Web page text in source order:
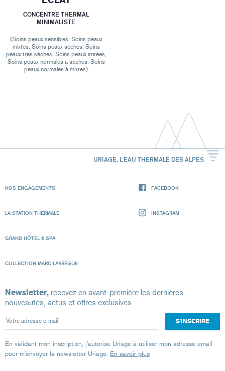
CONCENTRE THERMAL
MINIMALISTE
(Soins peaux sensibles, Soins peaux
mixtes, Soins peaux sèches, Soins
peaux très sèches, Soins peaux irritées,
Soins peaux normales à sèches, Soins
peaux normales à mixtes)
URIAGE, L'EAU THERMALE DES ALPES
NOS ENGAGEMENTS
LA STATION THERMALE
GRAND HÔTEL & SPA
COLLECTION MARC LARRÈGUE
FACEBOOK
INSTAGRAM
Newsletter, recevez en avant-première les dernières
nouveautés, actus et offres exclusives.
Votre adresse e-mail
En validant mon inscription, j'autorise Uriage à utiliser mon adresse email
pour m'envoyer la newsletter Uriage. En savoir plus